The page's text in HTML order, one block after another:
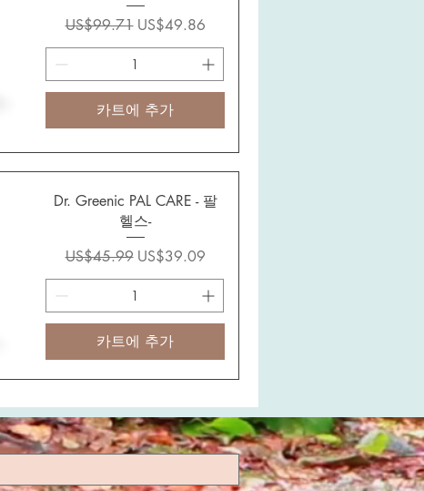
일반가
US$99.71 할인가
US$49.86
카트에 추가
Dr. Greenic PAL CARE - 팔
헬스-
일반가
US$45.99 할인가
US$39.09
카트에 추가